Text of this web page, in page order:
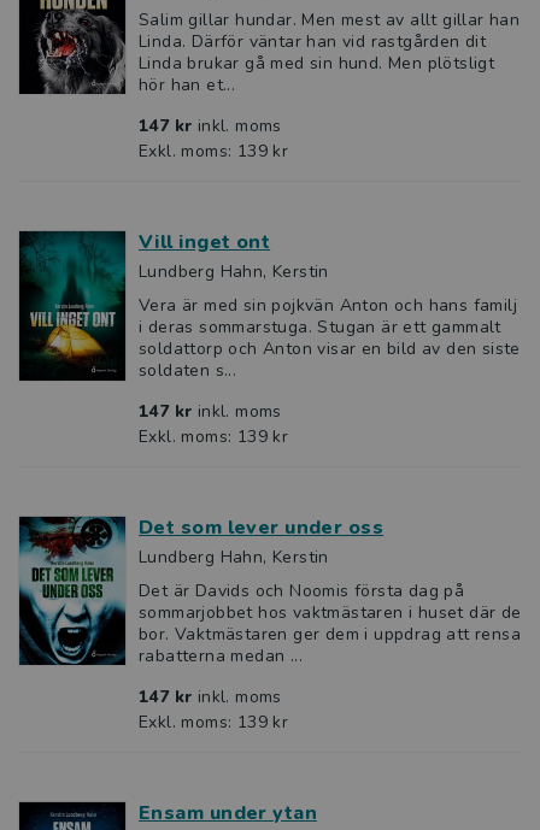
Salim gillar hundar. Men mest av allt gillar han
Linda. Därför väntar han vid rastgården dit
Linda brukar gå med sin hund. Men plötsligt
hör han et...
147 kr inkl. moms
Exkl. moms: 139 kr
Vill inget ont
Lundberg Hahn, Kerstin
Vera är med sin pojkvän Anton och hans familj
i deras sommarstuga. Stugan är ett gammalt
soldattorp och Anton visar en bild av den siste
soldaten s...
147 kr inkl. moms
Exkl. moms: 139 kr
Det som lever under oss
Lundberg Hahn, Kerstin
Det är Davids och Noomis första dag på
sommarjobbet hos vaktmästaren i huset där de
bor. Vaktmästaren ger dem i uppdrag att rensa
rabatterna medan ...
147 kr inkl. moms
Exkl. moms: 139 kr
Ensam under ytan